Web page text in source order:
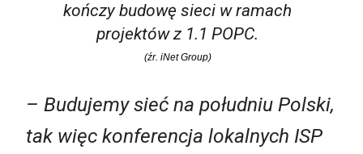
kończy budowę sieci w ramach
projektów z 1.1 POPC.
(źr. iNet Group)
– Budujemy sieć na południu Polski,
tak więc konferencja lokalnych ISP